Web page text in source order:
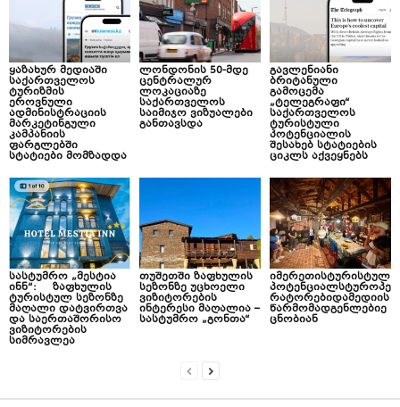
ყაზახურ მედიაში
საქართველოს
ტურიზმის
ეროვნული
ადმინისტრაციის
მარკეტინგული
კამპანიის
ფარგლებში
სტატიები მომზადდა
ლონდონის 50-მდე
ცენტრალურ
ლოკაციაზე
საქართველოს
საიმიჯო ვიზუალები
განთავსდა
გავლენიანი
ბრიტანული
გამოცემა
„ტელეგრაფი“
საქართველოს
ტურისტული
პოტენციალის
შესახებ სტატიების
ციკლს აქვეყნებს
სასტუმრო „მესტია
ინნ“: ზაფხულის
ტურისტულ სეზონზე
მაღალი დატვირთვა
და საერთაშორისო
ვიზიტორების
სიმრავლეა
თუშეთში ზაფხულის
სეზონზე უცხოელი
ვიზიტორების
ინტერესი მაღალია –
სასტუმრო „გონთა“
იმერეთისტურისტულ
პოტენციალსტუროპე
რატორებიდამედიის
წარმომადგენლებიე
ცნობიან